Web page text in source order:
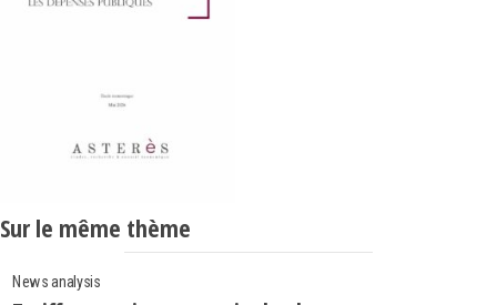
Sur le même thème
News analysis